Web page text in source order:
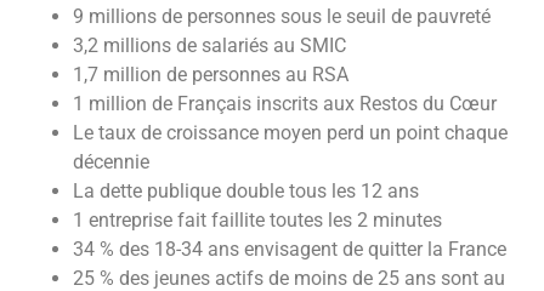
9 millions de personnes sous le seuil de pauvreté
3,2 millions de salariés au SMIC
1,7 million de personnes au RSA
1 million de Français inscrits aux Restos du Cœur
Le taux de croissance moyen perd un point chaque
décennie
La dette publique double tous les 12 ans
1 entreprise fait faillite toutes les 2 minutes
34 % des 18-34 ans envisagent de quitter la France
25 % des jeunes actifs de moins de 25 ans sont au